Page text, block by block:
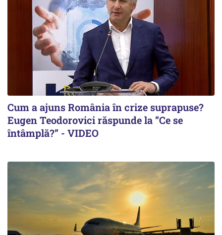
Cum a ajuns România în crize suprapuse?
Eugen Teodorovici răspunde la ”Ce se
întâmplă?” - VIDEO